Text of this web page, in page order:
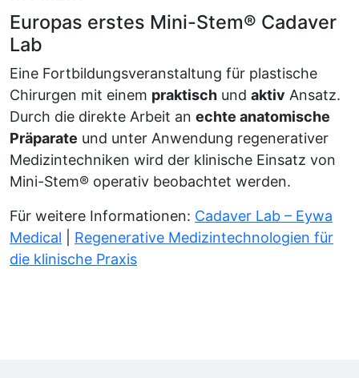
Europas erstes Mini-Stem® Cadaver
Lab
Eine Fortbildungsveranstaltung für plastische
Chirurgen mit einem praktisch und aktiv Ansatz.
Durch die direkte Arbeit an echte anatomische
Präparate und unter Anwendung regenerativer
Medizintechniken wird der klinische Einsatz von
Mini-Stem® operativ beobachtet werden.
Für weitere Informationen: Cadaver Lab – Eywa
Medical
Regenerative Medizintechnologien für
die klinische Praxis